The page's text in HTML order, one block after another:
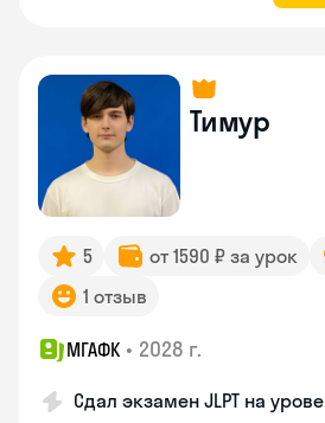
Тимур
5 от 1590 ₽ за урок
1 отзыв
МГАФК • 2028 г.
Сдал экзамен JLPT на